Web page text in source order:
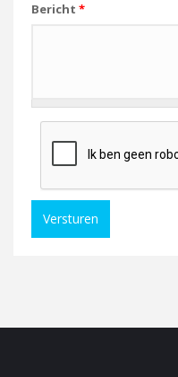
Bericht *
Versturen